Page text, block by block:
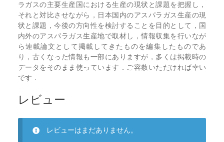
ラガスの主要生産国における生産の現状と課題を把握し，
それと対比させながら，日本国内のアスパラガス生産の現
状と課題，今後の方向性を検討することを目的として，国
内外のアスパラガス生産地で取材し，情報収集を行いなが
ら連載論文として掲載してきたものを編集したものであ
り，古くなった情報も一部にありますが，多くは掲載時の
データをそのまま使っています．ご容赦いただければ幸い
です．
レビュー
レビューはまだありません。